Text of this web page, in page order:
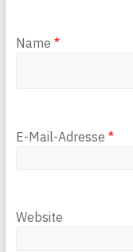
Name *
E-Mail-Adresse *
Website